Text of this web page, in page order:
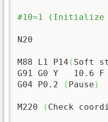
#10=1 (Initialize
N20
M88 L1 P14 ( Soft
G91 G0 Y
10.6
G04 P0.2
( Pause )
M220 ( Check